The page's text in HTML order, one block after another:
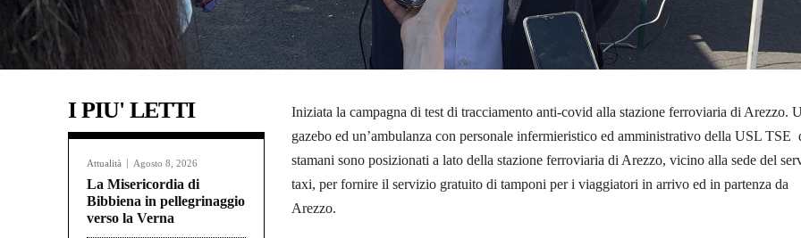
I PIU' LETTI
Attualità Agosto 8, 2026
La Misericordia di
Bibbiena in pellegrinaggio
verso la Verna
Iniziata la campagna di test di tracciamento anti-covid alla stazione ferroviaria di Arezzo.
gazebo ed un’ambulanza con personale infermieristico ed amministrativo della USL TSE
stamani sono posizionati a lato della stazione ferroviaria di Arezzo, vicino alla sede del
taxi, per fornire il servizio gratuito di tamponi per i viaggiatori in arrivo ed in partenza da
Arezzo.